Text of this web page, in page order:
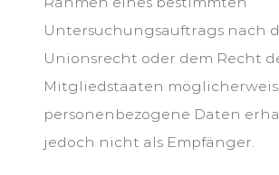
Untersuchungsauftrags nach
Unionsrecht oder dem Recht
Mitgliedstaaten
personenbezogene Daten
jedoch nicht als Empfänger.